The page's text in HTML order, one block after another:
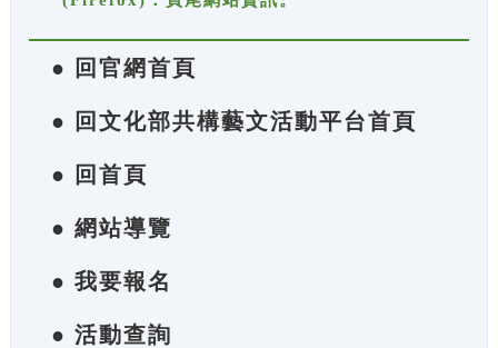
● 回官網首頁
● 回文化部共構藝文活動平台首頁
● 回首頁
● 網站導覽
● 我要報名
● 活動查詢